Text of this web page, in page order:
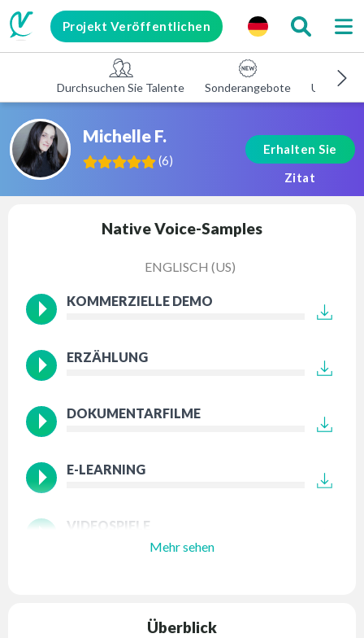
Projekt Veröffentlichen
Durchsuchen Sie Talente Sonderangebote
Michelle F.
(6)
Erhalten Sie
Zitat
Native Voice-Samples
ENGLISCH (US)
KOMMERZIELLE DEMO
ERZÄHLUNG
DOKUMENTARFILME
E-LEARNING
VIDEOSPIELE
Mehr sehen
Überblick